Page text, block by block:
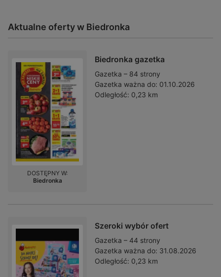
Aktualne oferty w Biedronka
Biedronka gazetka
Gazetka – 84 strony
Gazetka ważna do: 01.10.2026
Odległość: 0,23 km
DOSTĘPNY W:
Biedronka
Szeroki wybór ofert
Gazetka – 44 strony
Gazetka ważna do: 31.08.2026
Odległość: 0,23 km